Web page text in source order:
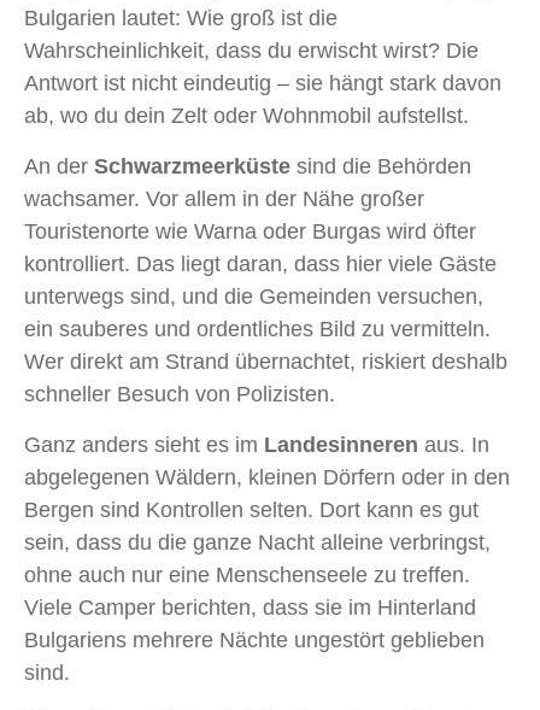
Bulgarien lautet: Wie groß ist die
Wahrscheinlichkeit, dass du erwischt wirst? Die
Antwort ist nicht eindeutig – sie hängt stark davon
ab, wo du dein Zelt oder Wohnmobil aufstellst.
An der Schwarzmeerküste sind die Behörden
wachsamer. Vor allem in der Nähe großer
Touristenorte wie Warna oder Burgas wird öfter
kontrolliert. Das liegt daran, dass hier viele Gäste
unterwegs sind, und die Gemeinden versuchen,
ein sauberes und ordentliches Bild zu vermitteln.
Wer direkt am Strand übernachtet, riskiert deshalb
schneller Besuch von Polizisten.
Ganz anders sieht es im Landesinneren aus. In
abgelegenen Wäldern, kleinen Dörfern oder in den
Bergen sind Kontrollen selten. Dort kann es gut
sein, dass du die ganze Nacht alleine verbringst,
ohne auch nur eine Menschenseele zu treffen.
Viele Camper berichten, dass sie im Hinterland
Bulgariens mehrere Nächte ungestört geblieben
sind.